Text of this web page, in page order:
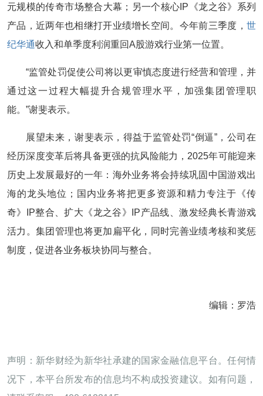
元规模的传奇市场整合大幕；另一个核心IP《龙之谷》系列
产品，近两年也相继打开业绩增长空间。今年前三季度， 世
纪华通收入和单季度利润重回A股游戏行业第一位置。
“监管处罚促使公司将以更审慎态度进行经营和管理，并
通过这一过程大幅提升合规管理水平，加强集团管理职
能。”谢斐表示。
展望未来，谢斐表示，得益于监管处罚“倒逼”，公司在
经历深度变革后将具备更强的抗风险能力，2025年可能迎来
历史上发展最好的一年：海外业务将会持续巩固中国游戏出
海的龙头地位；国内业务将把更多资源和精力专注于《传
奇》IP整合、扩大《龙之谷》IP产品线、激发经典长青游戏
活力。集团管理也将更加扁平化，同时完善业绩考核和奖惩
制度，促进各业务板块协同与整合。
编辑：罗浩
声明：新华财经为新华社承建的国家金融信息平台。任何情
况下，本平台所发布的信息均不构成投资建议。如有问题，